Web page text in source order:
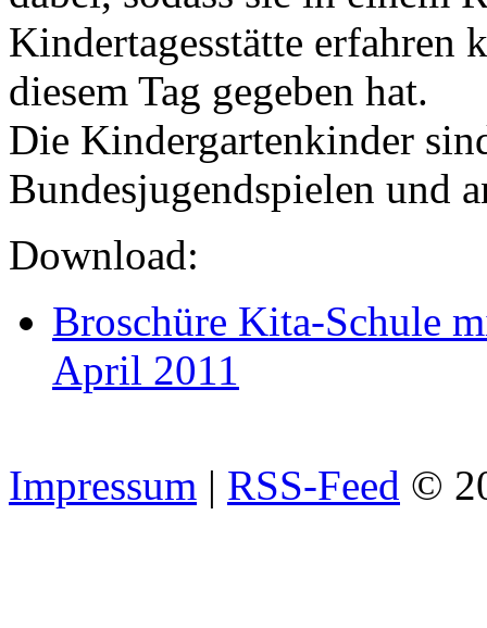
Kindertagesstätte
diesem Tag gegeben hat.
Die Kindergartenkinder
Bundesjugendspielen und
Download:
Broschüre Kita-Schule
April 2011
Impressum | RSS-Feed ©